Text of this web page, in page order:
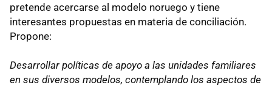
pretende acercarse al modelo noruego y tiene
interesantes propuestas en materia de conciliación.
Propone:
Desarrollar políticas de apoyo a las unidades familiares
en sus diversos modelos, contemplando los aspectos de